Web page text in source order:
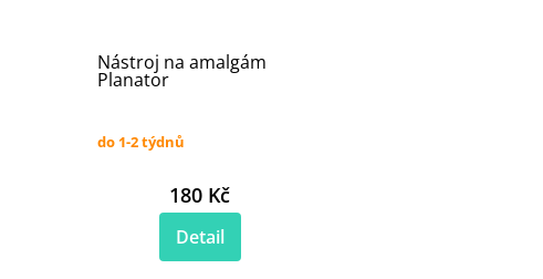
Nástroj na amalgám
Planator
do 1-2 týdnů
180 Kč
Detail